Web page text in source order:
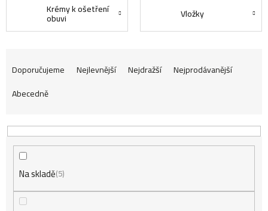
Krémy k ošetření
obuvi Vložky
Ř
a
z
e
Doporučujeme Nejlevnější Nejdražší
Nejprodávanější
Abecedně
Na skladě 5